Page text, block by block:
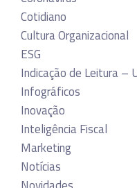
Cotidiano
Cultura Organizacional
ESG
Indicação de Leitura –
Infográficos
Inovação
Inteligência Fiscal
Marketing
Notícias